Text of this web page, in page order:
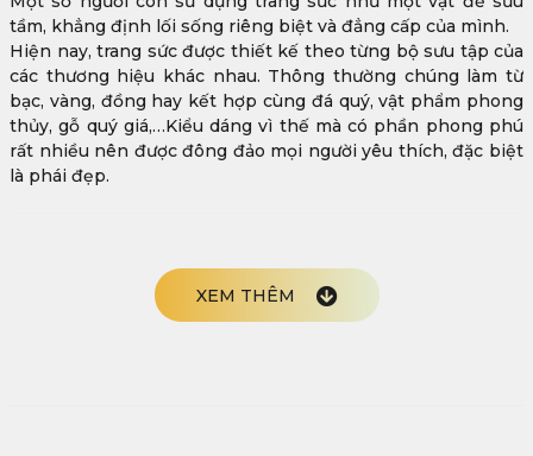
tầm, khẳng định lối sống riêng biệt và đẳng cấp của mình.
Hiện nay, trang sức được thiết kế theo từng bộ sưu tập của
các thương hiệu khác nhau. Thông thường chúng làm từ
bạc, vàng, đồng hay kết hợp cùng đá quý, vật phẩm phong
thủy, gỗ quý giá,…Kiểu dáng vì thế mà có phần phong phú
rất nhiều nên được đông đảo mọi người yêu thích, đặc biệt
là phái đẹp.
XEM THÊM